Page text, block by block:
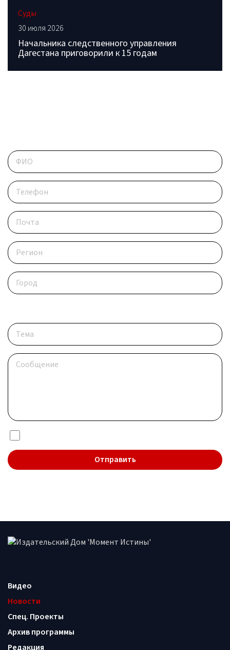
Суды
30 июля 2026
Начальника следственного управления
Дагестана приговорили к 15 годам
Видео
Новости
Спец. Проекты
Архив программы
Редакция